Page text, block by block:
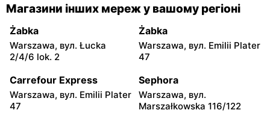
Warszawa, вул. Erazma
Warszawa, вул.
Międzyborska 48
Lewiatan
Warszawa, вул. Sabały 3
Lewiatan
Warszawa, вул. Majdańska
Lewiatan
Warszawa al. Stanów
Lewiatan
Warszawa, вул.
Магазини інших мереж у вашому регіоні
Żabka
Warszawa, вул. Łucka
2/4/6 lok. 2
Żabka
Warszawa, вул. Emilii Plater
47
Carrefour Express
Warszawa, вул. Emilii Plater
47
Sephora
Warszawa, вул.
Marszałkowska 116/122